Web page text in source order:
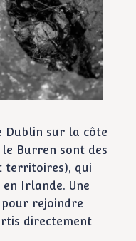
Dublin sur la côte
Burren sont des
territoires), qui
Irlande. Une
rejoindre
directement